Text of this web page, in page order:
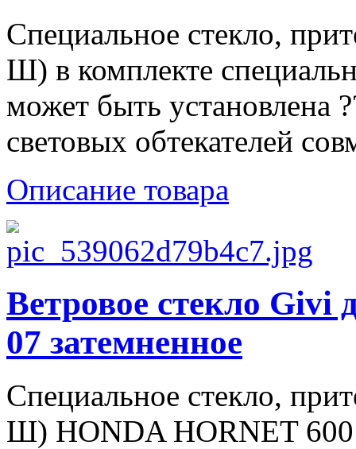
Специальное стекло,
Ш) в комплекте
может быть установлена
световых обтекателей
Описание товара
Ветровое стекло Givi
07 затемненное
Специальное стекло,
Ш) HONDA HORNET 600